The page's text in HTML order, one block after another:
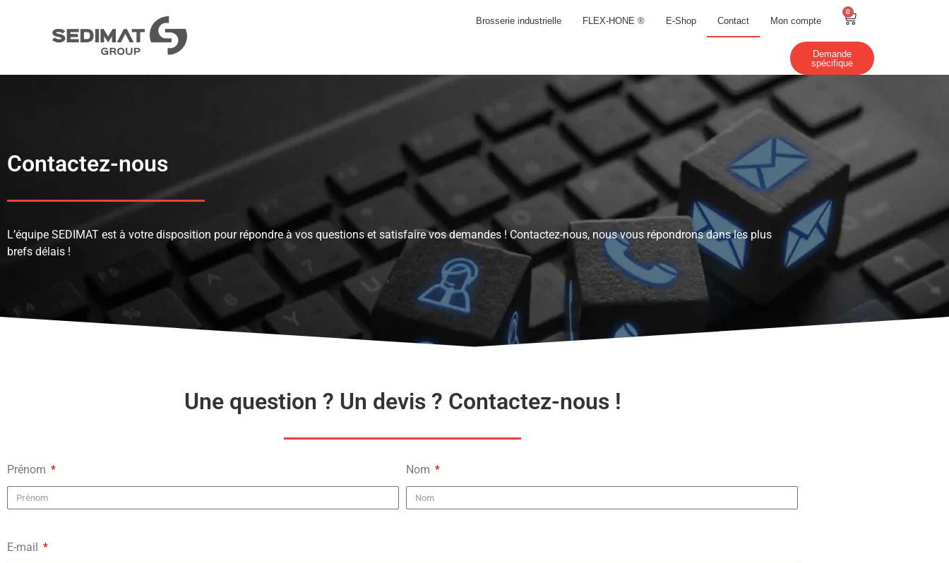
Brosserie industrielle FLEX-HONE ® E-Shop Contact Mon compte
0
Demande
spécifique
Contactez-nous
L’équipe SEDIMAT est à votre disposition pour répondre à vos questions et satisfaire vos demandes ! Contactez-nous, nous vous répondrons dans les plus
brefs délais !
Une question ? Un devis ? Contactez-nous !
Prénom Nom
E-mail